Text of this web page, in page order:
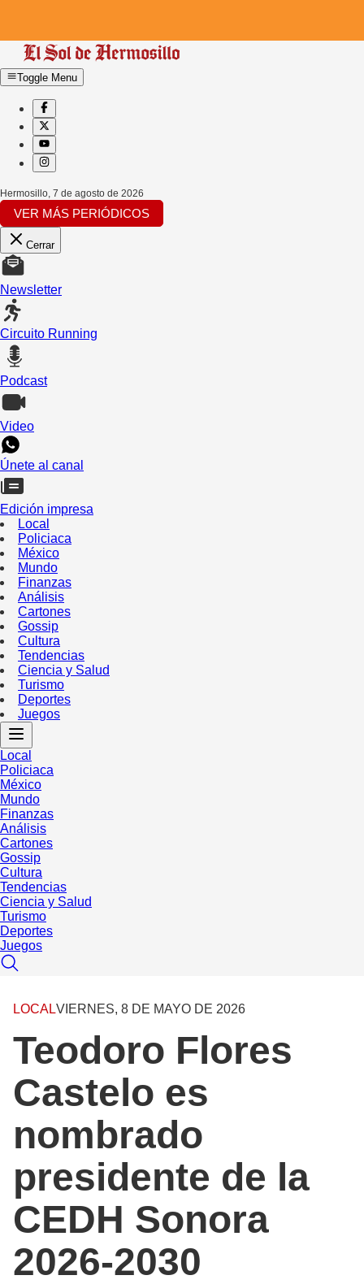
Toggle Menu
Hermosillo 7 de agosto de 2026
VER MÁS PERIÓDICOS
Cerrar
Newsletter
Circuito Running
Podcast
Video
Únete al canal
Edición impresa
Local
Policiaca
México
Mundo
Finanzas
Análisis
Cartones
Gossip
Cultura
Tendencias
Ciencia y Salud
Turismo
Deportes
Juegos
Local
Policiaca
México
Mundo
Finanzas
Análisis
Cartones
Gossip
Cultura
Tendencias
Ciencia y Salud
Turismo
Deportes
Juegos
LOCALVIERNES, 8 DE MAYO DE 2026
Teodoro Flores
Castelo es
nombrado
presidente de la
CEDH Sonora
2026-2030